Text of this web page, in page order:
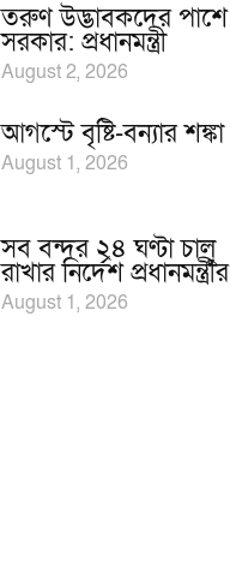
তরুণ উদ্ভাবকদের পাশে
সরকার: প্রধানমন্ত্রী
August 2, 2026
আগস্টে বৃষ্টি-বন্যার শঙ্কা
August 1, 2026
সব বন্দর ২৪ ঘণ্টা চালু
রাখার নির্দেশ প্রধানমন্ত্রীর
August 1, 2026